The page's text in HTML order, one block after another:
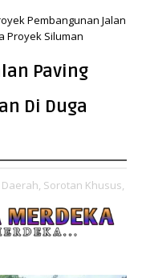
Pembangunan Jalan
Proyek Siluman
Paving
Di Duga
Daerah, Sorotan Khusus,